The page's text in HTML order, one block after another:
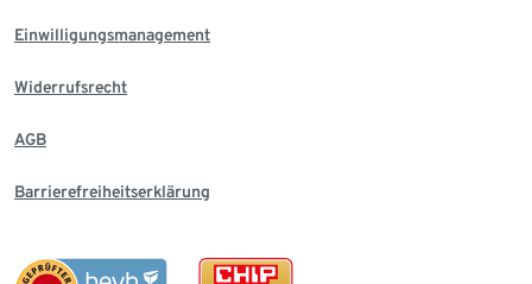
Einwilligungsmanagement
Widerrufsrecht
AGB
Barrierefreiheitserklärung